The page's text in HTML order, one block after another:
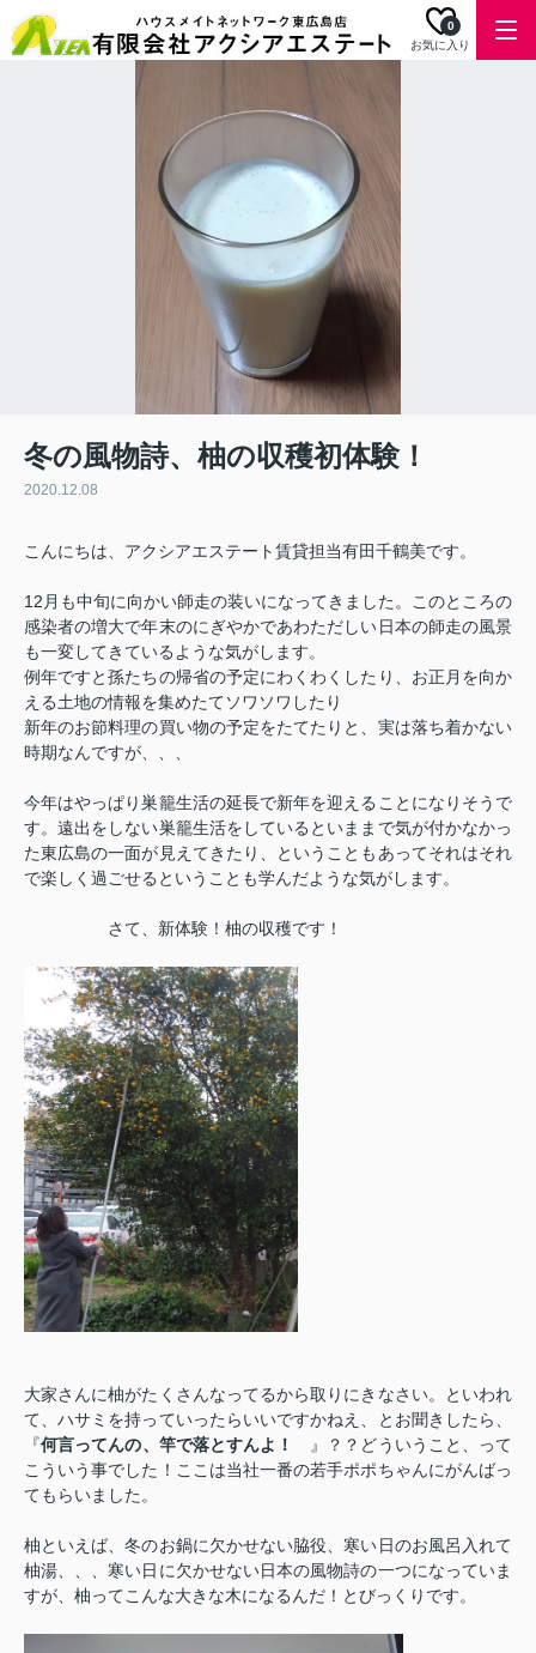
お気に入り
0
冬の風物詩、柚の収穫初体験！
2020.12.08
こんにちは、アクシアエステート賃貸担当有田千鶴美です。
12月も中旬に向かい師走の装いになってきました。このところの
感染者の増大で年末のにぎやかであわただしい日本の師走の風景
も一変してきているような気がします。
例年ですと孫たちの帰省の予定にわくわくしたり、お正月を向か
える土地の情報を集めたてソワソワしたり
新年のお節料理の買い物の予定をたてたりと、実は落ち着かない
時期なんですが、、、
今年はやっぱり巣籠生活の延長で新年を迎えることになりそうで
す。遠出をしない巣籠生活をしているといままで気が付かなかっ
た東広島の一面が見えてきたり、ということもあってそれはそれ
で楽しく過ごせるということも学んだような気がします。
さて、新体験！柚の収穫です！
大家さんに柚がたくさんなってるから取りにきなさい。といわれ
て、ハサミを持っていったらいいですかねえ、とお聞きしたら、
『何言ってんの、竿で落とすんよ！
』？？どういうこと、って
こういう事でした！ここは当社一番の若手ポポちゃんにがんばっ
てもらいました。
柚といえば、冬のお鍋に欠かせない脇役、寒い日のお風呂入れて
柚湯、、、寒い日に欠かせない日本の風物詩の一つになっていま
すが、柚ってこんな大きな木になるんだ！とびっくりです。